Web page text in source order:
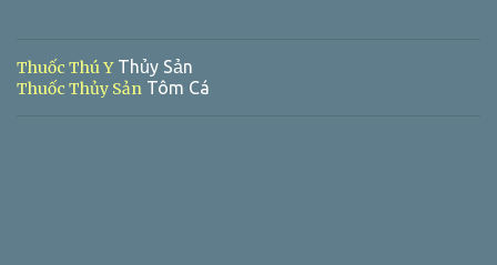
Thuốc Thú YThủy Sản
Thuốc Thủy Sản Tôm Cá